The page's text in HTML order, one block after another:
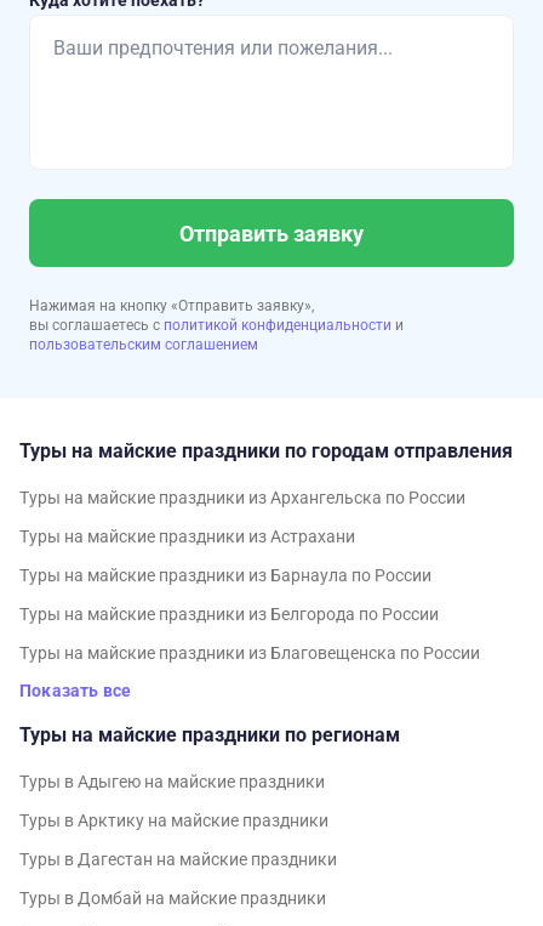
Отправить заявку
Нажимая на кнопку «Отправить заявку»,
вы соглашаетесь с политикой конфиденциальности и
пользовательским соглашением
Туры на майские праздники по городам отправления
Туры на майские праздники из Архангельска по России
Туры на майские праздники из Астрахани
Туры на майские праздники из Барнаула по России
Туры на майские праздники из Белгорода по России
Туры на майские праздники из Благовещенска по России
Показать все
Туры на майские праздники по регионам
Туры в Адыгею на майские праздники
Туры в Арктику на майские праздники
Туры в Дагестан на майские праздники
Туры в Домбай на майские праздники